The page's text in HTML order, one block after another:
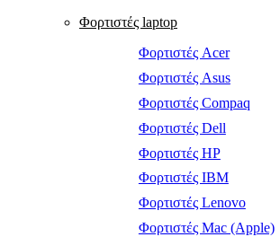
Φορτιστές laptop
Φορτιστές Acer
Φορτιστές Asus
Φορτιστές Compaq
Φορτιστές Dell
Φορτιστές HP
Φορτιστές IBM
Φορτιστές Lenovo
Φορτιστές Mac (Apple)